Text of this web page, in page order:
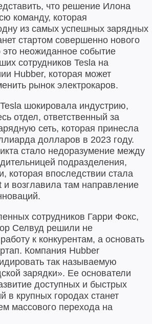
что решение Илона
команду, которая
из самых успешных зарядных
стартом совершенно нового
неожиданное событие
сотрудников Tesla на
Hubber, которая может
рынок электрокаров.
шокировала индустрию,
отдел, ответственный за
сеть, которая принесла
долларов в 2023 году.
стало недоразумение между
подразделения,
которая впоследствии стала
и возглавила там направление
сотрудников Гарри Фокс,
Селвуд решили не
к конкурентам, а основать
Компания Hubber
так называемую
зарядки». Ее основатели
доступных и быстрых
в крупных городах станет
массового перехода на